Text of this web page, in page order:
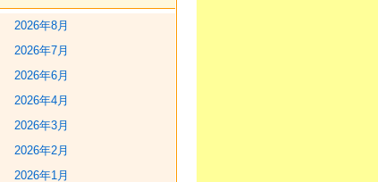
2026年8月
2026年7月
2026年6月
2026年4月
2026年3月
2026年2月
2026年1月